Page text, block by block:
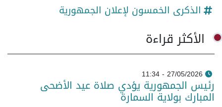
الذكرى الخمسون لإعلان الجمهورية
الأكثر قراءة
27/05/2026 - 11:34
رئيس الجمهورية يؤدي صلاة عيد الأضحى
المبارك بولاية السمارة